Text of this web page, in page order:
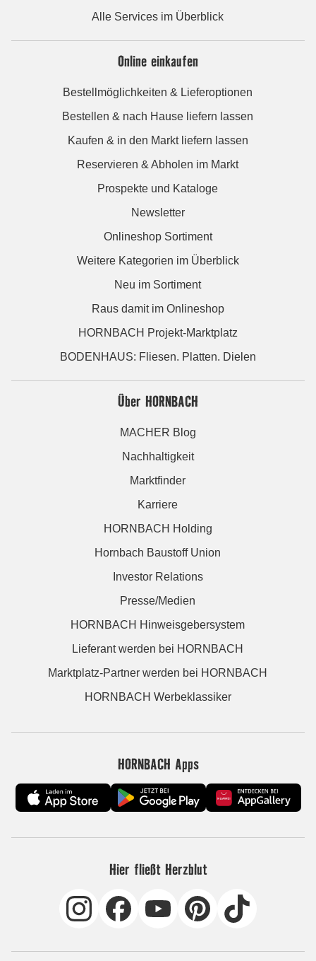
Alle Services im Überblick
Online einkaufen
Bestellmöglichkeiten & Lieferoptionen
Bestellen & nach Hause liefern lassen
Kaufen & in den Markt liefern lassen
Reservieren & Abholen im Markt
Prospekte und Kataloge
Newsletter
Onlineshop Sortiment
Weitere Kategorien im Überblick
Neu im Sortiment
Raus damit im Onlineshop
HORNBACH Projekt-Marktplatz
BODENHAUS: Fliesen. Platten. Dielen
Über HORNBACH
MACHER Blog
Nachhaltigkeit
Marktfinder
Karriere
HORNBACH Holding
Hornbach Baustoff Union
Investor Relations
Presse/Medien
HORNBACH Hinweisgebersystem
Lieferant werden bei HORNBACH
Marktplatz-Partner werden bei HORNBACH
HORNBACH Werbeklassiker
HORNBACH Apps
Hier fließt Herzblut